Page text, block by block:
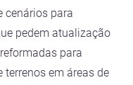
cenários para
pedem atualização
para
em áreas de